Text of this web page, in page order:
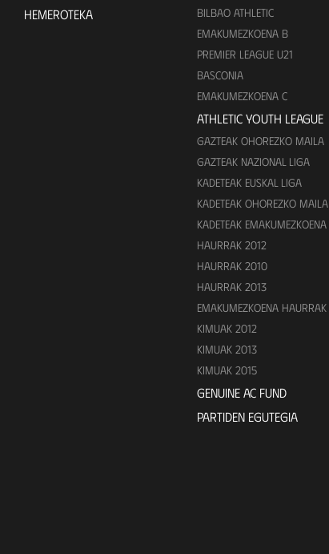
HEMEROTEKA
BILBAO ATHLETIC
EMAKUMEZKOENA B
PREMIER LEAGUE U21
BASCONIA
EMAKUMEZKOENA C
ATHLETIC YOUTH LEAGUE
GAZTEAK OHOREZKO MAILA
GAZTEAK NAZIONAL LIGA
KADETEAK EUSKAL LIGA
KADETEAK OHOREZKO MAILA
KADETEAK EMAKUMEZKOENA
HAURRAK 2012
HAURRAK 2010
HAURRAK 2013
EMAKUMEZKOENA HAURRAK
KIMUAK 2012
KIMUAK 2013
KIMUAK 2015
GENUINE AC FUND
PARTIDEN EGUTEGIA